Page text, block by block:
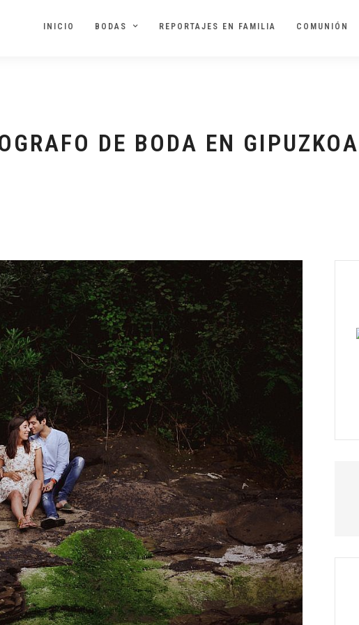
INICIO BODAS REPORTAJES EN FAMILIA COMUNIÓN
DE BODA EN GIPUZKOA